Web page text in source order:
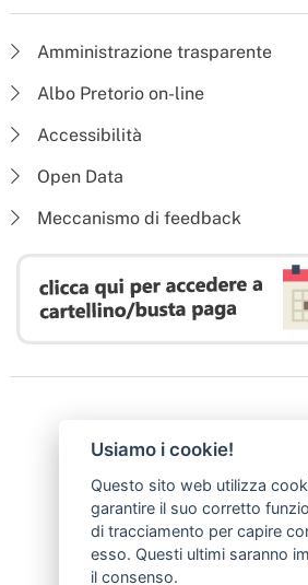
Amministrazione trasparente
Albo Pretorio on-line
Accessibilità
Open Data
Meccanismo di feedback
Usiamo i cookie!
Questo sito web utilizza
garantire il suo corretto
di tracciamento per capire
esso. Questi ultimi saranno
il consenso.